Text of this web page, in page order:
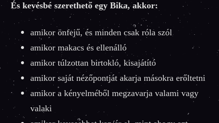
És kevésbé szerethető egy Bika, akkor:
amikor önfejű, és minden csak róla szól
amikor makacs és ellenálló
amikor túlzottan birtokló, kisajátító
amikor saját nézőpontját akarja másokra erőltetni
amikor a kényelméből megzavarja valami vagy
valaki